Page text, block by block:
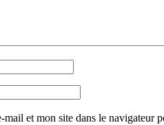
et mon site dans le navigateur